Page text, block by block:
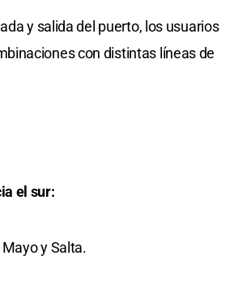
y salida del puerto, los usuarios
con distintas líneas de
el sur:
Mayo y Salta.